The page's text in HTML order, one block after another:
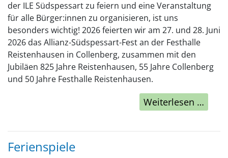
der ILE Südspessart zu feiern und eine Veranstaltung
für alle Bürger:innen zu organisieren, ist uns
besonders wichtig! 2026 feierten wir am 27. und 28. Juni
2026 das Allianz-Südspessart-Fest an der Festhalle
Reistenhausen in Collenberg, zusammen mit den
Jubiläen 825 Jahre Reistenhausen, 55 Jahre Collenberg
und 50 Jahre Festhalle Reistenhausen.
Weiterlesen …
Ferienspiele